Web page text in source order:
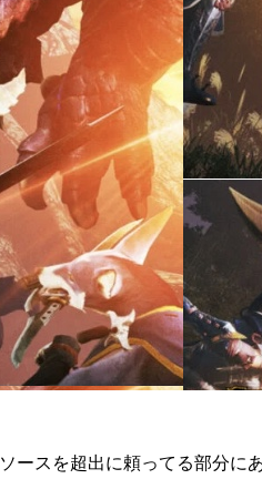
ースを超出に頼ってる部分に